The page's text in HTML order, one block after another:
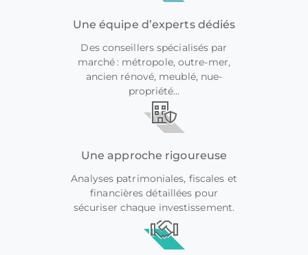
Une équipe d’experts dédiés
Des conseillers spécialisés par
marché : métropole, outre-mer,
ancien rénové, meublé, nue-
propriété…
Une approche rigoureuse
Analyses patrimoniales, fiscales et
financières détaillées pour
sécuriser chaque investissement.